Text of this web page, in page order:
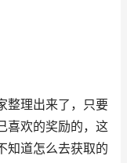
理出来了，只要
喜欢的奖励的，这
知道怎么去获取的